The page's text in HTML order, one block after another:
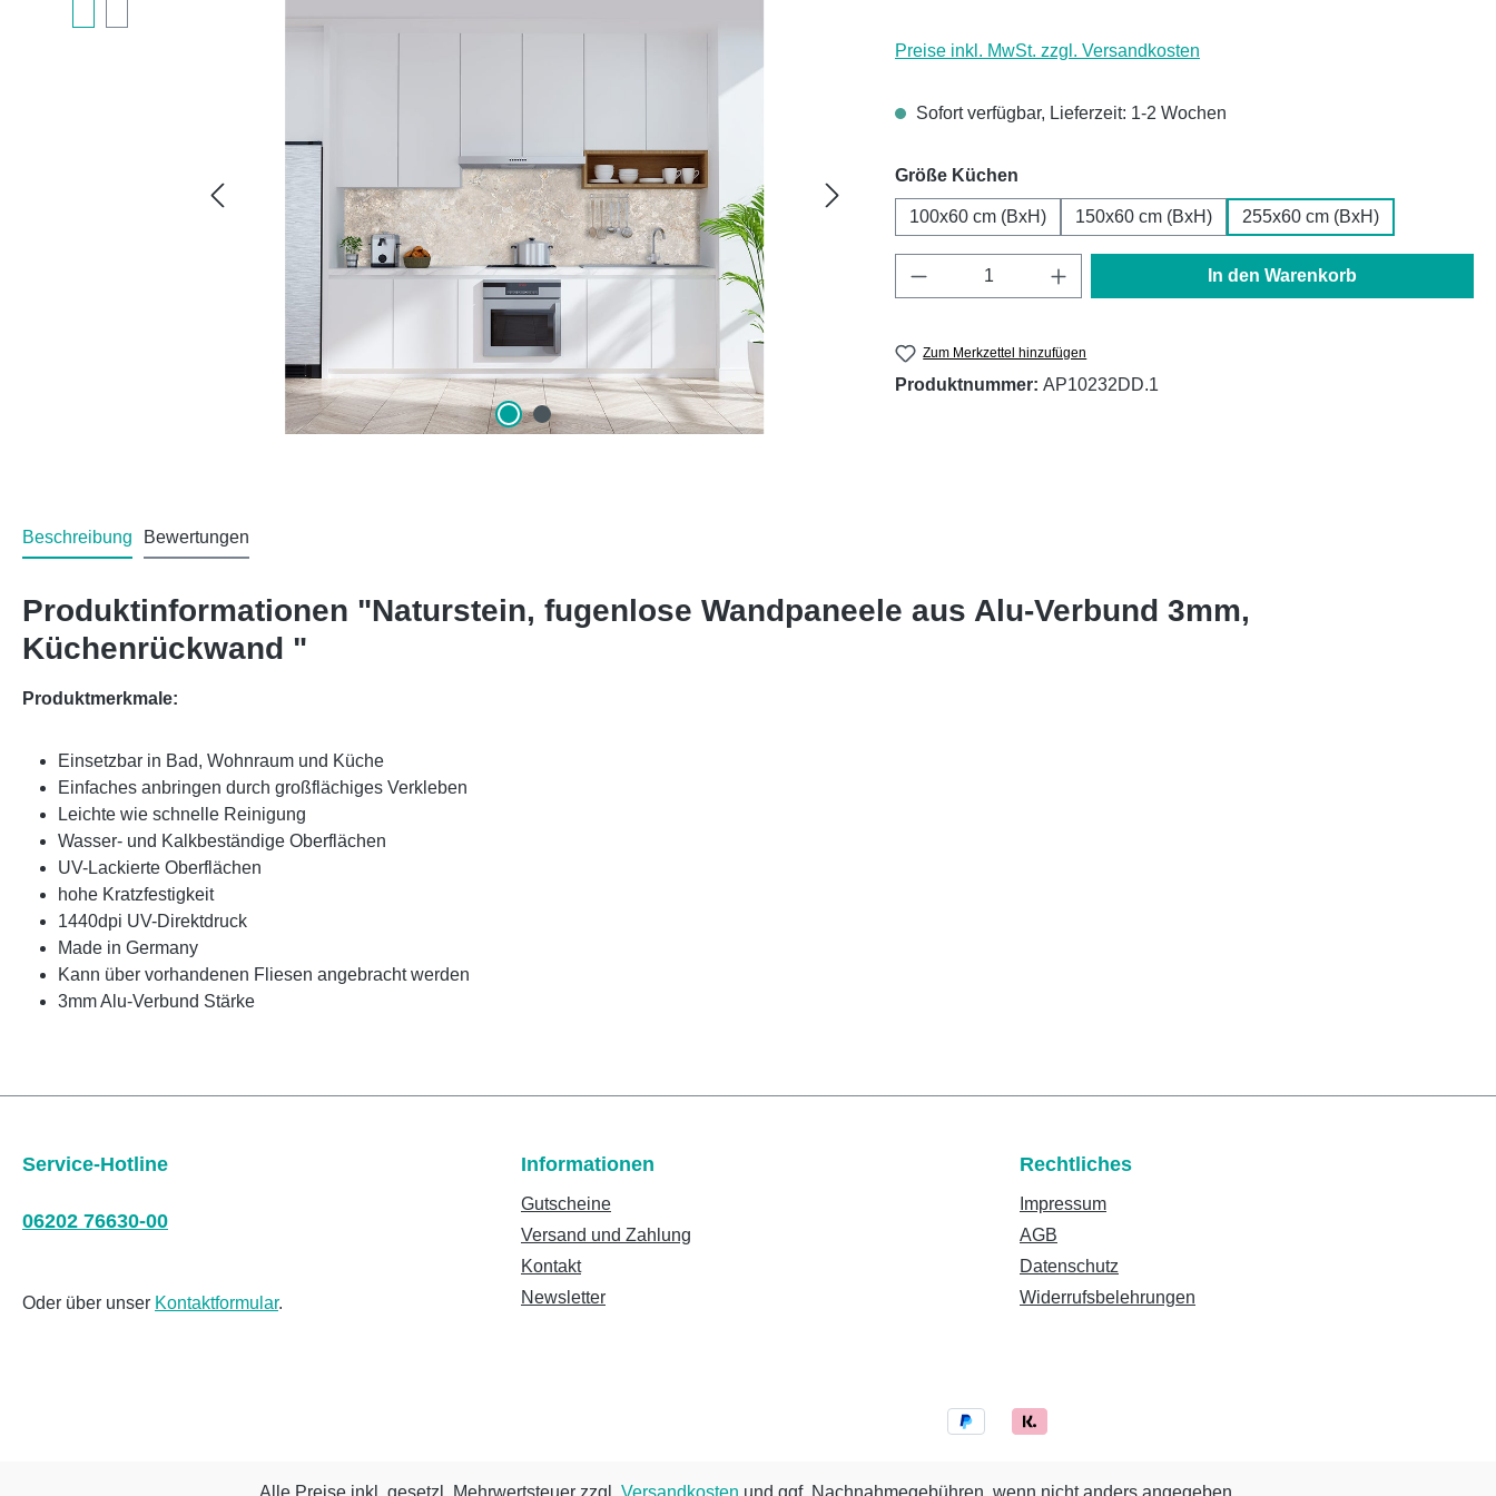
Preise inkl. MwSt. zzgl. Versandkosten
Sofort verfügbar, Lieferzeit: 1-2 Wochen
Größe Küchen
100x60 cm (BxH) 150x60 cm (BxH) 255x60 cm (BxH)
Produkt Anzahl: Gib den gewünschten Wert ein
In den Warenkorb
Zum Merkzettel hinzufügen
Produktnummer: AP10232DD.1
Beschreibung Bewertungen
Produktinformationen "Naturstein, fugenlose Wandpaneele aus Alu-Verbund 3mm,
Küchenrückwand "
Produktmerkmale:
Einsetzbar in Bad, Wohnraum und Küche
Einfaches anbringen durch großflächiges Verkleben
Leichte wie schnelle Reinigung
Wasser- und Kalkbeständige Oberflächen
UV-Lackierte Oberflächen
hohe Kratzfestigkeit
1440dpi UV-Direktdruck
Made in Germany
Kann über vorhandenen Fliesen angebracht werden
3mm Alu-Verbund Stärke
Service-Hotline
06202 76630-00
Oder über unser Kontaktformular.
Informationen
Gutscheine
Versand und Zahlung
Kontakt
Newsletter
Rechtliches
Impressum
AGB
Datenschutz
Widerrufsbelehrungen
Alle Preise inkl. gesetzl. Mehrwertsteuer zzgl. Versandkosten und ggf. Nachnahmegebühren, wenn nicht anders angegeben.